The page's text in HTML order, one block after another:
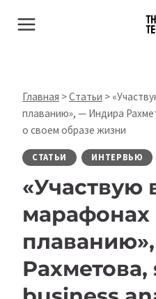
Главная >Статьи >
плаванию», — Индира
о своем образе жизни
СТАТЬИ ИНТЕРВЬЮ
«Участвую
марафонах